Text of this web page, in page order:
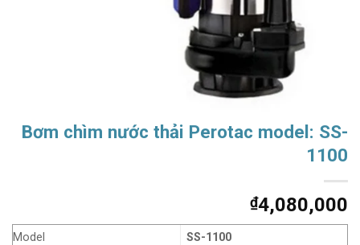
Bơm chìm nước thải Perotac model: SS-
1100
₫4,080,000
Model
SS-1100